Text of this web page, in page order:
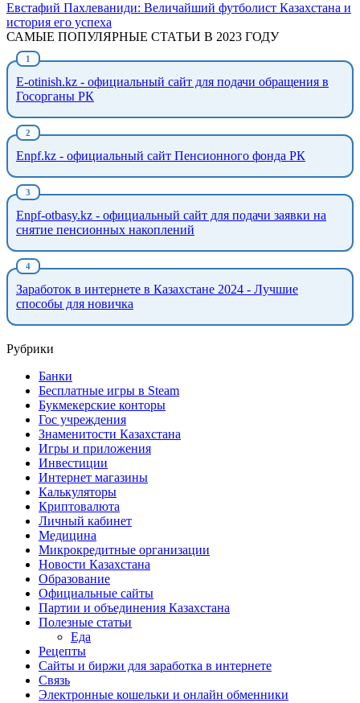
Евстафий Пахлеваниди: Величайший футболист Казахстана и
история его успеха
САМЫЕ ПОПУЛЯРНЫЕ СТАТЬИ В 2023 ГОДУ
E-otinish.kz - официальный сайт для подачи обращения в
Госорганы РК
Enpf.kz - официальный сайт Пенсионного фонда РК
Enpf-otbasy.kz - официальный сайт для подачи заявки на
снятие пенсионных накоплений
Заработок в интернете в Казахстане 2024 - Лучшие
способы для новичка
Рубрики
Банки
Бесплатные игры в Steam
Букмекерские конторы
Гос учреждения
Знаменитости Казахстана
Игры и приложения
Инвестиции
Интернет магазины
Калькуляторы
Криптовалюта
Личный кабинет
Медицина
Микрокредитные организации
Новости Казахстана
Образование
Официальные сайты
Партии и объединения Казахстана
Полезные статьи
Еда
Рецепты
Сайты и биржи для заработка в интернете
Связь
Электронные кошельки и онлайн обменники